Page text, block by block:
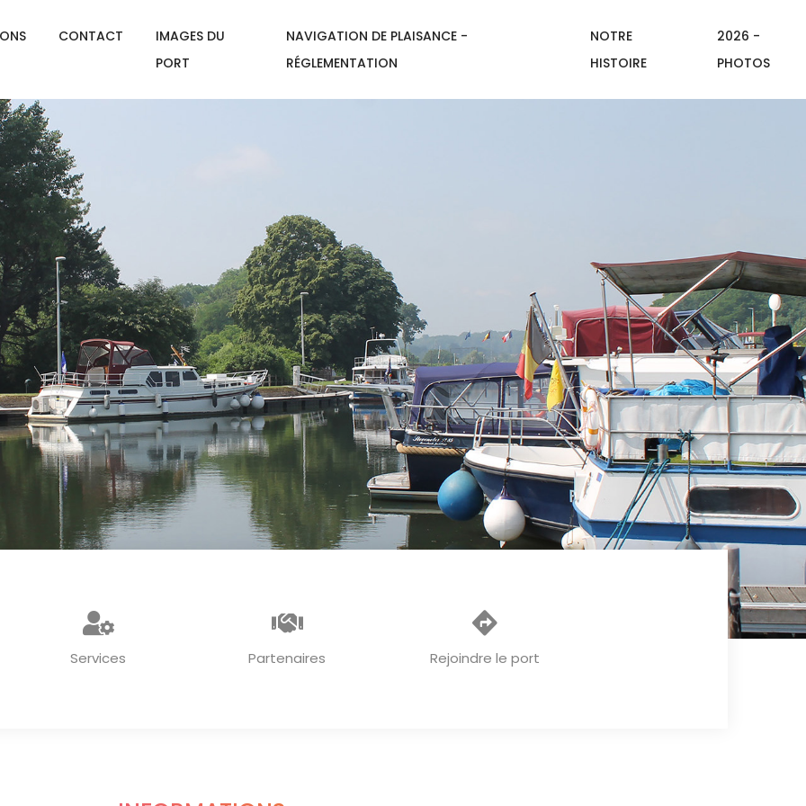
CONTACT
IMAGES DU
PORT
NAVIGATION DE PLAISANCE -
RÉGLEMENTATION
NOTRE
HISTOIRE
2026 -
PHOTOS
Services Partenaires Rejoindre le port